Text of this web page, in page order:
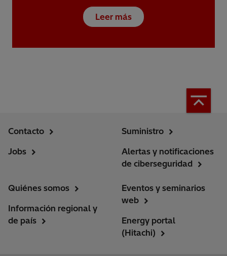
Leer más
Contacto
Jobs
Suministro
Alertas y notificaciones
de ciberseguridad
Quiénes somos
Información regional y
de país
Eventos y seminarios
web
Energy portal
(Hitachi)